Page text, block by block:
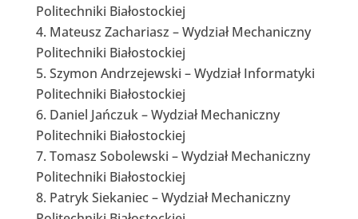
Politechniki Białostockiej
Mateusz Zachariasz – Wydział Mechaniczny
Politechniki Białostockiej
Szymon Andrzejewski – Wydział Informatyki
Politechniki Białostockiej
Daniel Jańczuk – Wydział Mechaniczny
Politechniki Białostockiej
Tomasz Sobolewski – Wydział Mechaniczny
Politechniki Białostockiej
Patryk Siekaniec – Wydział Mechaniczny